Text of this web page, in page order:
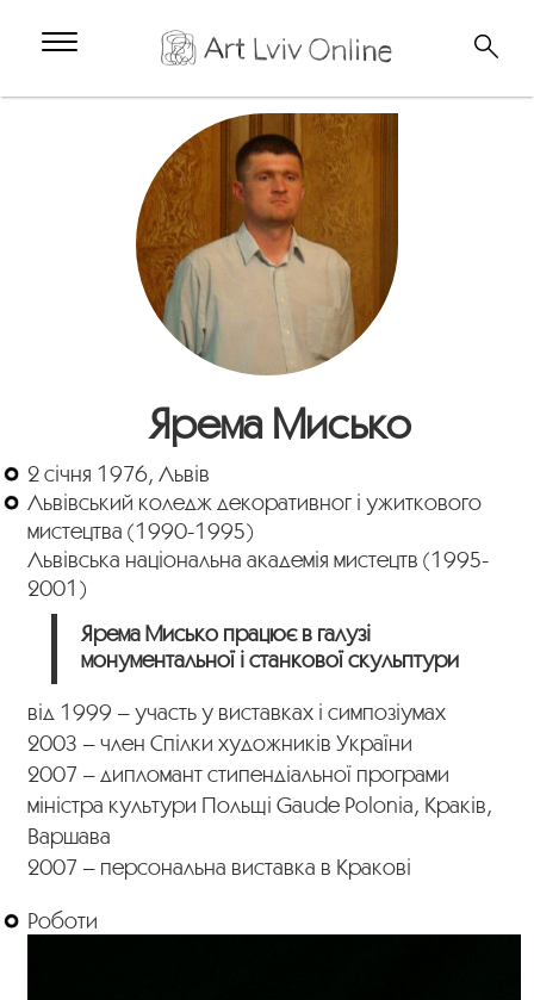
Ярема Мисько
2 січня 1976, Львів
Львівський коледж декоративног і ужиткового
мистецтва (1990-1995)
Львівська національна академія мистецтв (1995-
2001)
Ярема Мисько працює в галузі
монументальної і станкової скульптури
від 1999 – участь у виставках і симпозіумах
2003 – член Спілки художників України
2007 – дипломант стипендіальної програми
міністра культури Польщі Gaude Polonia, Краків,
Варшава
2007 – персональна виставка в Кракові
Роботи